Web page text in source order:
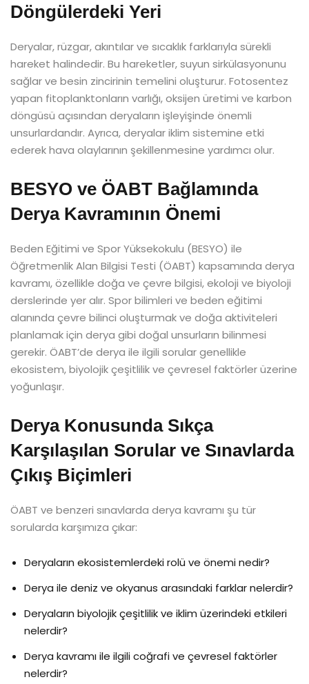
Döngülerdeki Yeri
Deryalar, rüzgar, akıntılar ve sıcaklık farklarıyla sürekli
hareket halindedir. Bu hareketler, suyun sirkülasyonunu
sağlar ve besin zincirinin temelini oluşturur. Fotosentez
yapan fitoplanktonların varlığı, oksijen üretimi ve karbon
döngüsü açısından deryaların işleyişinde önemli
unsurlardandır. Ayrıca, deryalar iklim sistemine etki
ederek hava olaylarının şekillenmesine yardımcı olur.
BESYO ve ÖABT Bağlamında
Derya Kavramının Önemi
Beden Eğitimi ve Spor Yüksekokulu (BESYO) ile
Öğretmenlik Alan Bilgisi Testi (ÖABT) kapsamında derya
kavramı, özellikle doğa ve çevre bilgisi, ekoloji ve biyoloji
derslerinde yer alır. Spor bilimleri ve beden eğitimi
alanında çevre bilinci oluşturmak ve doğa aktiviteleri
planlamak için derya gibi doğal unsurların bilinmesi
gerekir. ÖABT’de derya ile ilgili sorular genellikle
ekosistem, biyolojik çeşitlilik ve çevresel faktörler üzerine
yoğunlaşır.
Derya Konusunda Sıkça
Karşılaşılan Sorular ve Sınavlarda
Çıkış Biçimleri
ÖABT ve benzeri sınavlarda derya kavramı şu tür
sorularda karşımıza çıkar:
Deryaların ekosistemlerdeki rolü ve önemi nedir?
Derya ile deniz ve okyanus arasındaki farklar nelerdir?
Deryaların biyolojik çeşitlilik ve iklim üzerindeki etkileri
nelerdir?
Derya kavramı ile ilgili coğrafi ve çevresel faktörler
nelerdir?